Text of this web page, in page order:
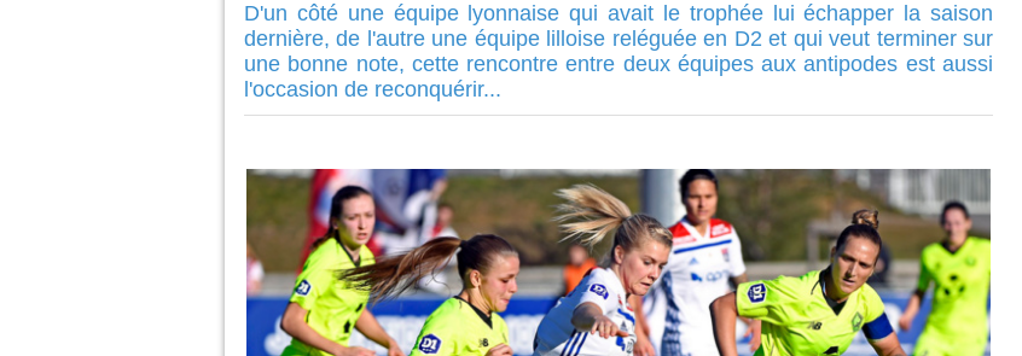
D'un côté une équipe lyonnaise qui avait le trophée lui échapper la saison
dernière, de l'autre une équipe lilloise reléguée en D2 et qui veut terminer sur
une bonne note, cette rencontre entre deux équipes aux antipodes est aussi
l'occasion de reconquérir...